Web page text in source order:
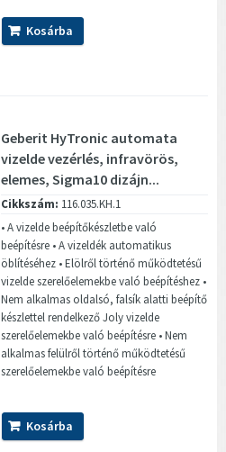
Kosárba
Geberit HyTronic automata
vizelde vezérlés, infravörös,
elemes, Sigma10 dizájn...
Cikkszám: 116.035.KH.1
• A vizelde beépítőkészletbe való
beépítésre • A vizeldék automatikus
öblítéséhez • Elölről történő működtetésű
vizelde szerelőelemekbe való beépítéshez •
Nem alkalmas oldalsó, falsík alatti beépítő
készlettel rendelkező Joly vizelde
szerelőelemekbe való beépítésre • Nem
alkalmas felülről történő működtetésű
szerelőelemekbe való beépítésre
Kosárba